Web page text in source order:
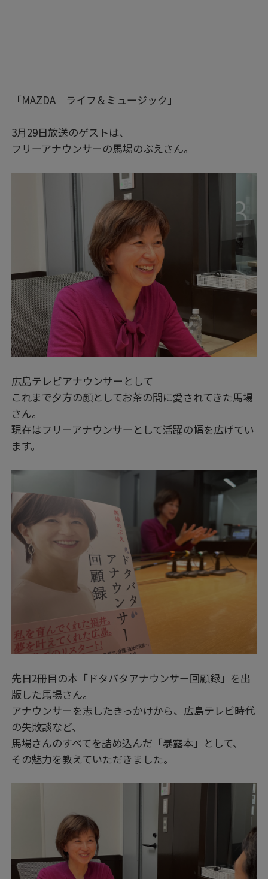
「MAZDA ライフ＆ミュージック」
3月29日放送のゲストは、
フリーアナウンサーの馬場のぶえさん。
広島テレビアナウンサーとして
これまで夕方の顔としてお茶の間に愛されてきた馬場
さん。
現在はフリーアナウンサーとして活躍の幅を広げてい
ます。
先日2冊目の本「ドタバタアナウンサー回顧録」を出
版した馬場さん。
アナウンサーを志したきっかけから、広島テレビ時代
の失敗談など、
馬場さんのすべてを詰め込んだ「暴露本」として、
その魅力を教えていただきました。